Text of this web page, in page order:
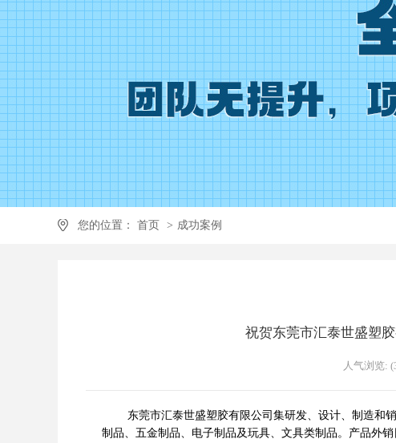
您的位置： 首页 > 成功案例
祝贺东莞市汇泰世盛塑
人气浏览:
东莞市汇泰世盛塑胶有限公司集研发、设计、制造和销
制品、五金制品、电子制品及玩具、文具类制品。产品外销